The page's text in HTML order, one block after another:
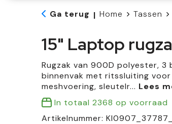
Ga terug | Home Tassen
15" Laptop
Rugzak van 900D polyester, 3
binnenvak met ritssluiting
meshvoering, sleutelr...
In totaal 2368 op voorraad
Artikelnummer: